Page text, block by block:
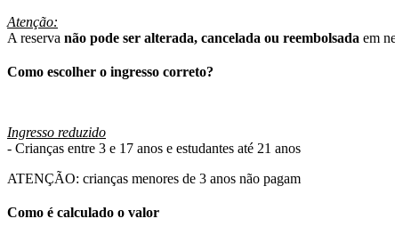
Atenção:
A reserva não pode ser alterada, cancelada ou reembolsada em
Como escolher o ingresso correto?
Ingresso reduzido
- Crianças entre 3 e 17 anos e estudantes até 21 anos
ATENÇÃO: crianças menores de 3 anos não pagam
Como é calculado o valor